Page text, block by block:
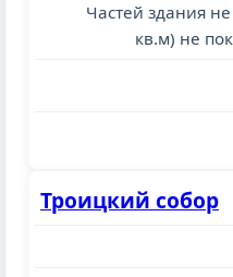
Частей здания
кв.м) не
Троицкий собор